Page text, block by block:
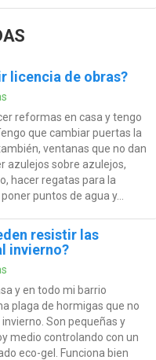
licencia de obras?
reformas en casa y tengo
que cambiar puertas la
ventanas que no dan
azulejos sobre azulejos,
hacer regatas para la
puntos de agua y...
resistir las
invierno?
y en todo mi barrio
plaga de hormigas que no
Son pequeñas y
medio controlando con un
eco-gel. Funciona bien